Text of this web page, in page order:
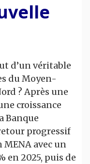
d’un véritable
du Moyen-
? Après une
croissance
Banque
progressif
MENA avec un
en 2025, puis de